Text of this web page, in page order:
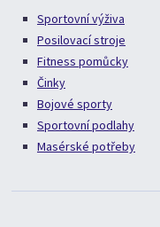
Sportovní výživa
Posilovací stroje
Fitness pomůcky
Činky
Bojové sporty
Sportovní podlahy
Masérské potřeby